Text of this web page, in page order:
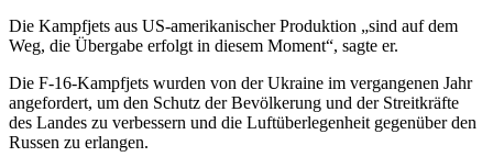
Die Kampfjets aus US-amerikanischer Produktion „sind auf dem
Weg, die Übergabe erfolgt in diesem Moment“, sagte er.
Die F-16-Kampfjets wurden von der Ukraine im vergangenen Jahr
angefordert, um den Schutz der Bevölkerung und der Streitkräfte
des Landes zu verbessern und die Luftüberlegenheit gegenüber den
Russen zu erlangen.